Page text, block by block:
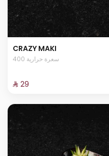
CRAZY MAKI
400 سعرة حرارية
⁨⁦‪‬ 29⁩